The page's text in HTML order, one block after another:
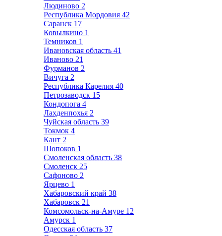
Людиново 2
Республика Мордовия 42
Саранск 17
Ковылкино 1
Темников 1
Ивановская область 41
Иваново 21
Фурманов 2
Вичуга 2
Республика Карелия 40
Петрозаводск 15
Кондопога 4
Лахденпохья 2
Чуйская область 39
Токмок 4
Кант 2
Шопоков 1
Смоленская область 38
Смоленск 25
Сафоново 2
Ярцево 1
Хабаровский край 38
Хабаровск 21
Комсомольск-на-Амуре 12
Амурск 1
Одесская область 37